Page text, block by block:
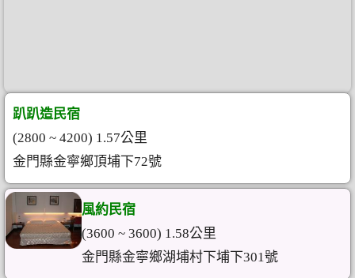
趴趴造民宿
(2800 ~ 4200) 1.57公里
金門縣金寧鄉頂埔下72號
風約民宿
(3600 ~ 3600) 1.58公里
金門縣金寧鄉湖埔村下埔下301號